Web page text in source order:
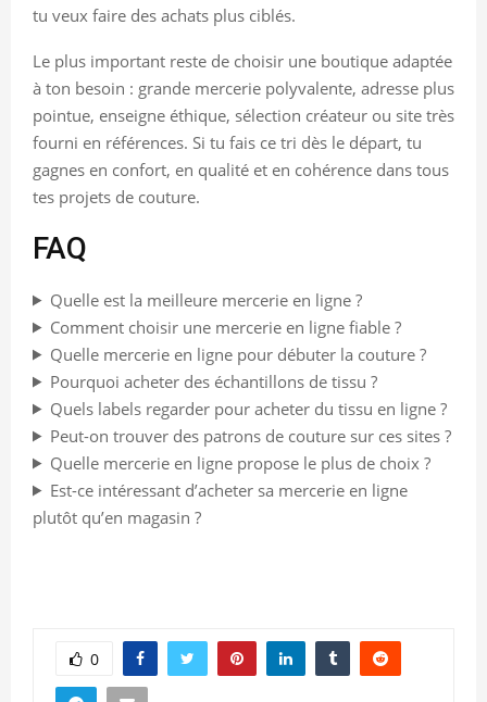
tu veux faire des achats plus ciblés.
Le plus important reste de choisir une boutique adaptée
à ton besoin : grande mercerie polyvalente, adresse plus
pointue, enseigne éthique, sélection créateur ou site très
fourni en références. Si tu fais ce tri dès le départ, tu
gagnes en confort, en qualité et en cohérence dans tous
tes projets de couture.
FAQ
Quelle est la meilleure mercerie en ligne ?
Comment choisir une mercerie en ligne fiable ?
Quelle mercerie en ligne pour débuter la couture ?
Pourquoi acheter des échantillons de tissu ?
Quels labels regarder pour acheter du tissu en ligne ?
Peut-on trouver des patrons de couture sur ces sites ?
Quelle mercerie en ligne propose le plus de choix ?
Est-ce intéressant d’acheter sa mercerie en ligne
plutôt qu’en magasin ?
0